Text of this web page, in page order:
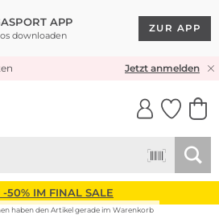
APP
downloaden
ZUR APP
VERSAND* & RÜCKVERSANDJetzt anmelden
-50% IM FINAL SALE
haben den Artikel gerade im Warenkorb